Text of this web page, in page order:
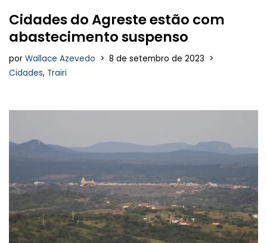
Cidades do Agreste estão com
abastecimento suspenso
por Wallace Azevedo
8 de setembro de 2023
Cidades, Trairi